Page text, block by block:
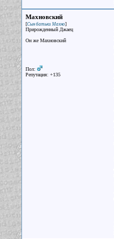
Махновский
[Сын батьки Махно]
Прирожденный Джаец
Он же Махновский
Пол:
Репутация: +135